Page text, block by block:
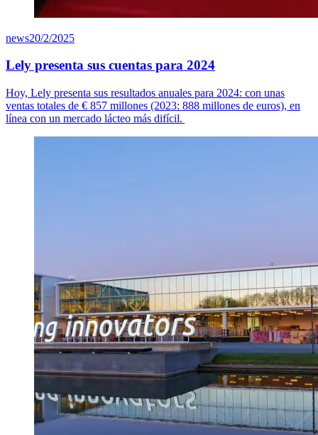
news20/2/2025
Lely presenta sus cuentas para 2024
Hoy, Lely presenta sus resultados anuales para 2024: con unas
ventas totales de € 857 millones (2023: 888 millones de euros), en
línea con un mercado lácteo más difícil.